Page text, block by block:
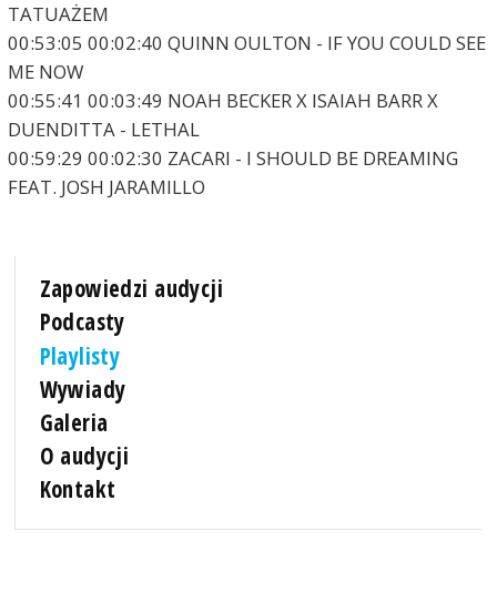
TATUAŻEM
00:53:05 00:02:40 QUINN OULTON - IF YOU COULD SEE
ME NOW
00:55:41 00:03:49 NOAH BECKER X ISAIAH BARR X
DUENDITTA - LETHAL
00:59:29 00:02:30 ZACARI - I SHOULD BE DREAMING
FEAT. JOSH JARAMILLO
Zapowiedzi audycji
Podcasty
Playlisty
Wywiady
Galeria
O audycji
Kontakt